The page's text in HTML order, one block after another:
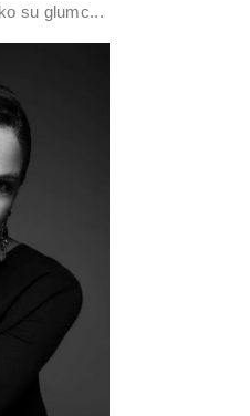
su glumc...